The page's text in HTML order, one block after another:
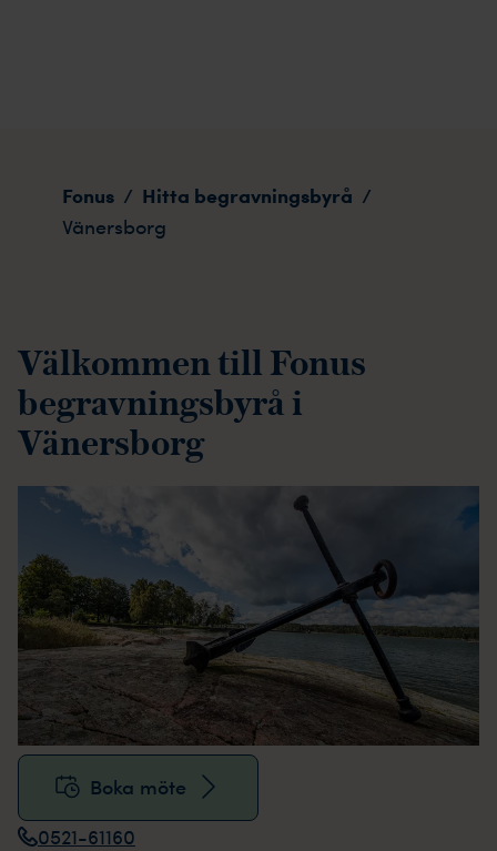
Fonus / Hitta begravningsbyrå /
Vänersborg
Välkommen till Fonus
begravningsbyrå i
Vänersborg
Boka möte
0521-61160